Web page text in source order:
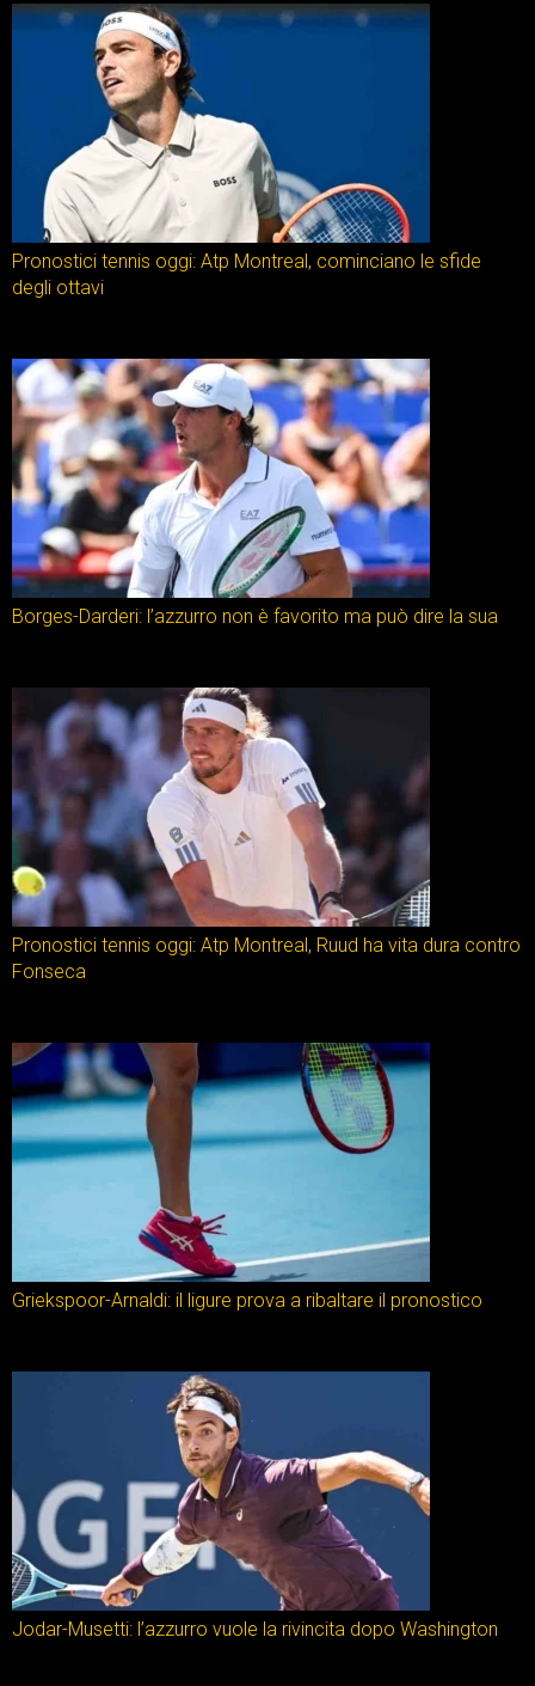
Pronostici tennis oggi: Atp Montreal, cominciano le sfide
degli ottavi
Borges-Darderi: l’azzurro non è favorito ma può dire la sua
Pronostici tennis oggi: Atp Montreal, Ruud ha vita dura contro
Fonseca
Griekspoor-Arnaldi: il ligure prova a ribaltare il pronostico
Jodar-Musetti: l’azzurro vuole la rivincita dopo Washington